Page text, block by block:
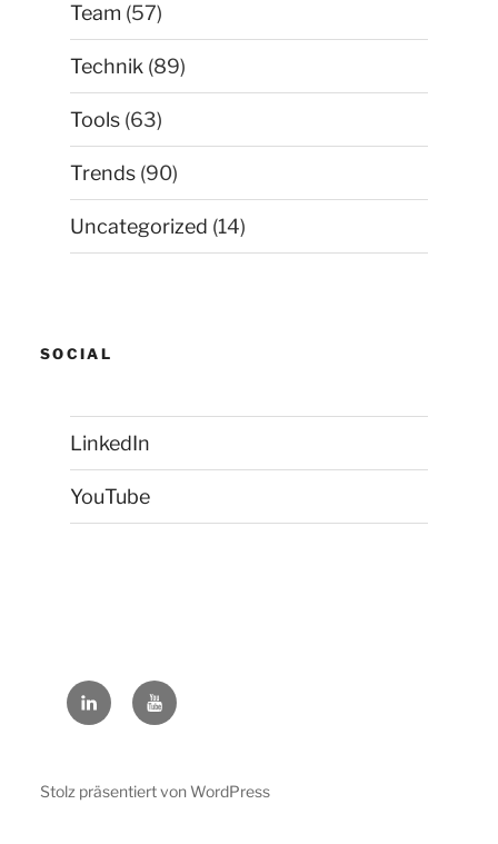
Team (57)
Technik (89)
Tools (63)
Trends (90)
Uncategorized (14)
SOCIAL
LinkedIn
YouTube
LinkedInYouTube
Stolz präsentiert von WordPress